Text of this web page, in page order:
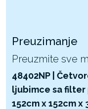
Preuzimanje
Preuzmite sve
48402NP |
ljubimce sa filter
152cm x 152cm x